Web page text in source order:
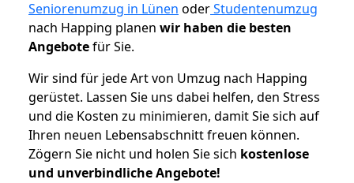
Seniorenumzug in Lünen oderStudentenumzug
nach Happing planen wir haben die besten
Angebotefür Sie.
Wir sind für jede Art von Umzug nach Happing
gerüstet. Lassen Sie uns dabei helfen, den Stress
und die Kosten zu minimieren, damit Sie sich auf
Ihren neuen Lebensabschnitt freuen können.
Zögern Sie nicht und holen Sie sich kostenlose
und unverbindliche Angebote!